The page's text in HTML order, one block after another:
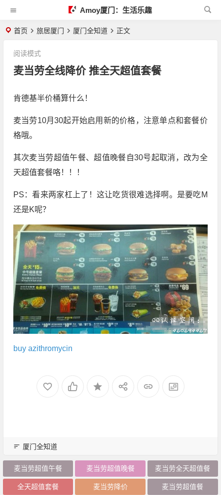
Amoy厦门：生活乐趣
首页 旅居厦门 厦门全知道 正文
麦当劳全线降价 推全天超值套餐
阅读模式
肯德基半价桶算什么！
麦当劳10月30起开始启用新的价格，注意单点和套餐价
格哦。
其次麦当劳超值午餐、超值晚餐自30号起取消，改为全
天超值套餐咯！！！
PS：看来两家杠上了！这让吃货很难选择啊。是要吃M
还是K呢？
buy azithromycin
厦门全知道
麦当劳超值午餐 麦当劳超值晚餐 麦当劳全天超值餐
全天超值套餐 麦当劳降价 麦当劳超值餐